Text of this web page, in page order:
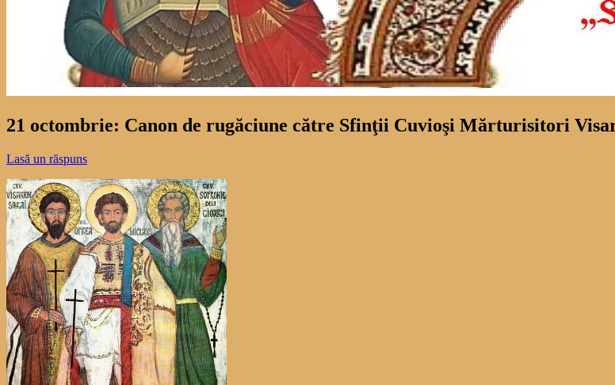
21 octombrie: Canon de rugăciune către Sfinţii Cuvioşi Mărturisitori
Lasă un răspuns